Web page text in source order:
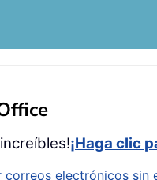
¡Haga clic
electrónicos sin